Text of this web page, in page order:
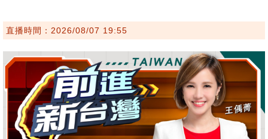
直播時間：2026/08/07 19:55